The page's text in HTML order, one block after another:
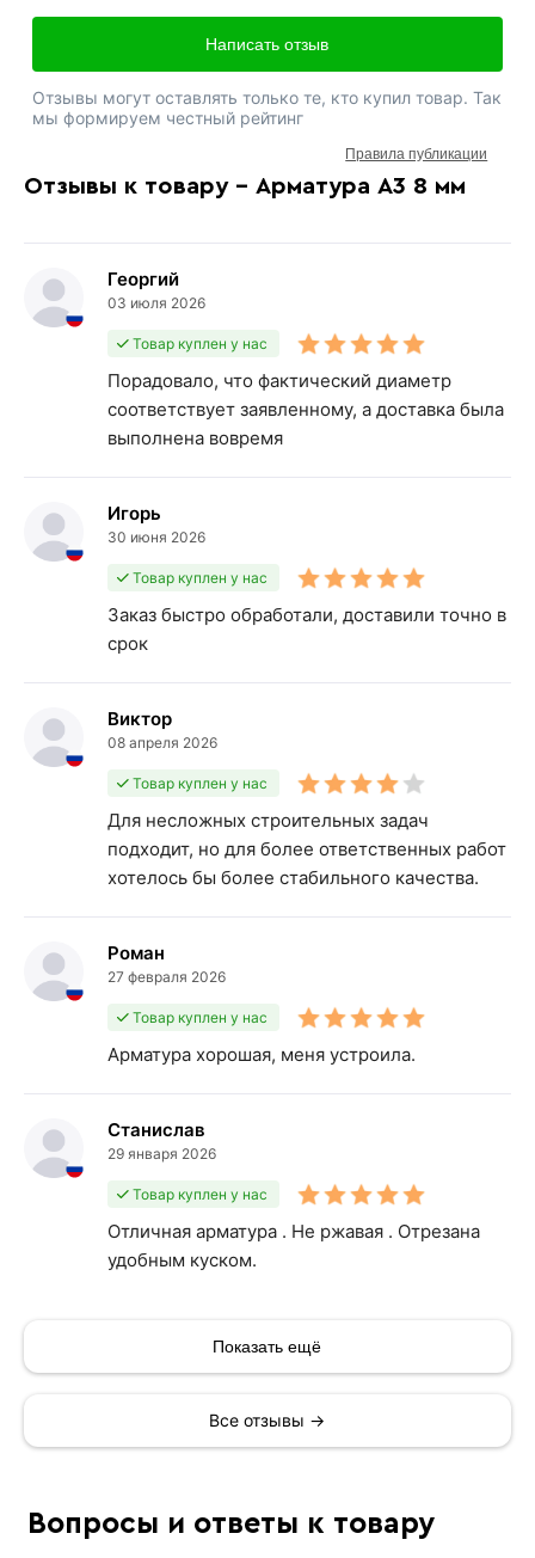
Отзывы к товару - Арматура А3 8 мм
Георгий
03 июля 2026
Товар куплен у нас
Порадовало, что фактический диаметр
соответствует заявленному, а доставка была
выполнена вовремя
Игорь
30 июня 2026
Товар куплен у нас
Заказ быстро обработали, доставили точно в
срок
Виктор
08 апреля 2026
Товар куплен у нас
Для несложных строительных задач
подходит, но для более ответственных работ
хотелось бы более стабильного качества.
Роман
27 февраля 2026
Товар куплен у нас
Арматура хорошая, меня устроила.
Станислав
29 января 2026
Товар куплен у нас
Отличная арматура . Не ржавая . Отрезана
удобным куском.
Показать ещё
Все отзывы →
Написать отзыв
Отзывы могут оставлять только те, кто купил товар. Так
мы формируем честный рейтинг
Правила публикации
Вопросы и ответы к товару